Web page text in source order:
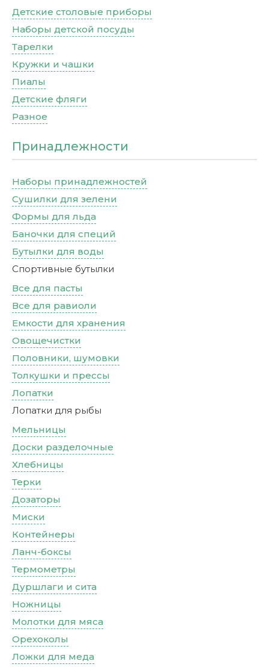
Детские столовые приборы
Наборы детской посуды
Тарелки
Кружки и чашки
Пиалы
Детские фляги
Разное
Принадлежности
Наборы принадлежностей
Сушилки для зелени
Формы для льда
Баночки для специй
Бутылки для воды
Спортивные бутылки
Все для пасты
Все для равиоли
Емкости для хранения
Овощечистки
Половники, шумовки
Толкушки и прессы
Лопатки
Лопатки для рыбы
Мельницы
Доски разделочные
Хлебницы
Терки
Дозаторы
Миски
Контейнеры
Ланч-боксы
Термометры
Дуршлаги и сита
Ножницы
Молотки для мяса
Орехоколы
Ложки для меда